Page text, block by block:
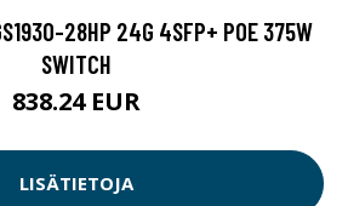
28HP 24G 4SFP+ POE 375W
SWITCH
838.24 EUR
LISÄTIETOJA